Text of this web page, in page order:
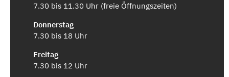
7.30 bis 11.30 Uhr (freie Öffnungszeiten)
Donnerstag
7.30 bis 18 Uhr
Freitag
7.30 bis 12 Uhr